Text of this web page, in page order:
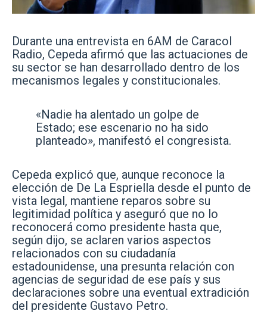
Durante una entrevista en 6AM de Caracol
Radio, Cepeda afirmó que las actuaciones de
su sector se han desarrollado dentro de los
mecanismos legales y constitucionales.
«Nadie ha alentado un golpe de
Estado; ese escenario no ha sido
planteado», manifestó el congresista.
Cepeda explicó que, aunque reconoce la
elección de De La Espriella desde el punto de
vista legal, mantiene reparos sobre su
legitimidad política y aseguró que no lo
reconocerá como presidente hasta que,
según dijo, se aclaren varios aspectos
relacionados con su ciudadanía
estadounidense, una presunta relación con
agencias de seguridad de ese país y sus
declaraciones sobre una eventual extradición
del presidente Gustavo Petro.